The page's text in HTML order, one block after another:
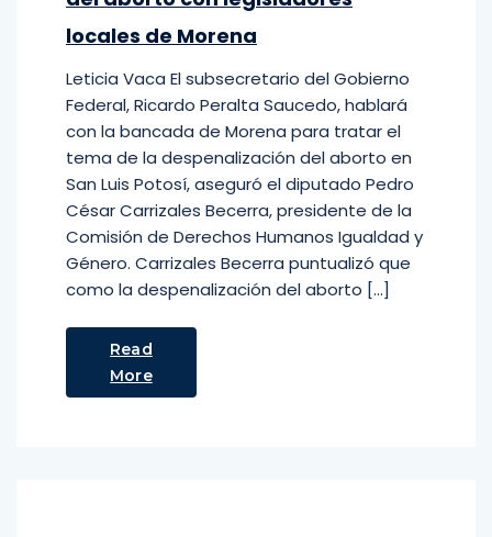
locales de Morena
Leticia Vaca El subsecretario del Gobierno
Federal, Ricardo Peralta Saucedo, hablará
con la bancada de Morena para tratar el
tema de la despenalización del aborto en
San Luis Potosí, aseguró el diputado Pedro
César Carrizales Becerra, presidente de la
Comisión de Derechos Humanos Igualdad y
Género. Carrizales Becerra puntualizó que
como la despenalización del aborto […]
Read
More